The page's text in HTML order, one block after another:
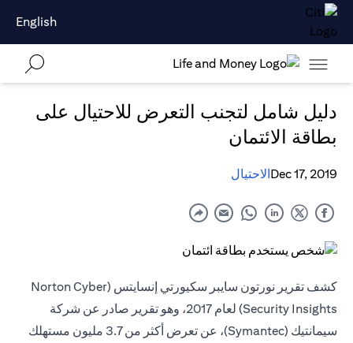
English
دليل شامل لتجنب التعرض للاحتيال على
بطاقة الائتمان
Dec 17, 2019الاحتيال
كشف تقرير نورتون سايبر سكيورتي إنسايتس (Norton Cyber
Security Insights) لعام 2017، وهو تقرير صادر عن شركة
سيمانتيك (Symantec)، عن تعرض أكثر من 3.7 مليون مستهلك